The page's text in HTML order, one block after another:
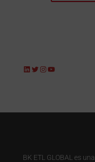
LinkedIn
Twitter
Instagram
YouTube
BK ETL GLOBAL es una